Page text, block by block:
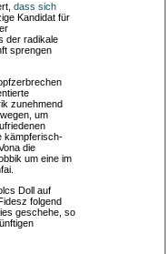
dass sich
Kandidat für
der radikale
sprengen
zunehmend
um
kämpferisch-
die
um eine im
Doll auf
folgend
geschehe, so